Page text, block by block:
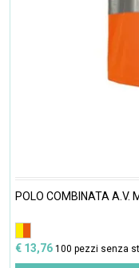
POLO COMBINATA A.V.
€ 13,76 100 pezzi senza